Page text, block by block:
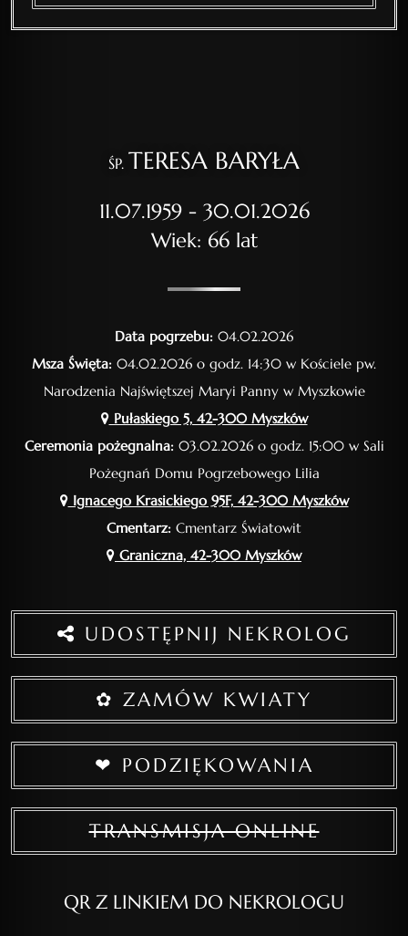
ŚP. TERESA BARYŁA
11.07.1959 - 30.01.2026
Wiek: 66 lat
Data pogrzebu: 04.02.2026
Msza Święta: 04.02.2026 o godz. 14:30 w Kościele pw.
Narodzenia Najświętszej Maryi Panny w Myszkowie
Pułaskiego 5, 42-300 Myszków
Ceremonia pożegnalna:03.02.2026 o godz. 15:00 w Sali
Pożegnań Domu Pogrzebowego Lilia
Ignacego Krasickiego 95F, 42-300 Myszków
Cmentarz: Cmentarz Światowit
Graniczna, 42-300 Myszków
UDOSTĘPNIJ NEKROLOG
✿ ZAMÓW KWIATY
❤ PODZIĘKOWANIA
TRANSMISJA ONLINE
QR Z LINKIEM DO NEKROLOGU